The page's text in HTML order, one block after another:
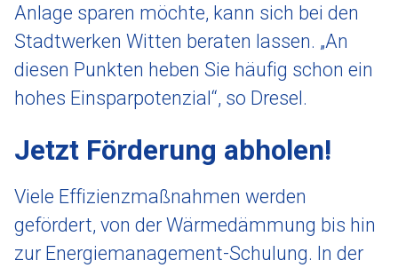
Anlage sparen möchte, kann sich bei den
Stadtwerken Witten beraten lassen. „An
diesen Punkten heben Sie häufig schon ein
hohes Einsparpotenzial“, so Dresel.
Jetzt Förderung abholen!
Viele Effizienzmaßnahmen werden
gefördert, von der Wärmedämmung bis hin
zur Energiemanagement-Schulung. In der